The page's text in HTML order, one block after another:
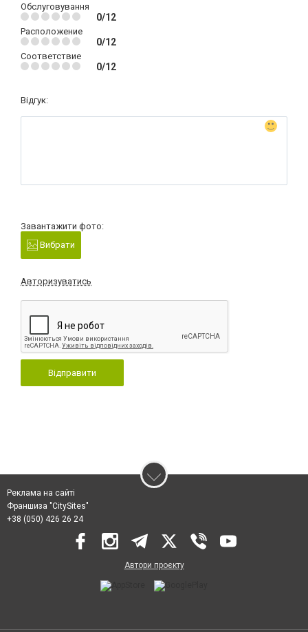
Обслуговування
0/12
Расположение
0/12
Соответствие
0/12
Відгук:
Завантажити фото:
Вибрати
Авторизуватись
Відправити
Реклама на сайті
Франшиза "CitySites"
+38 (050) 426 26 24
Автори проєкту